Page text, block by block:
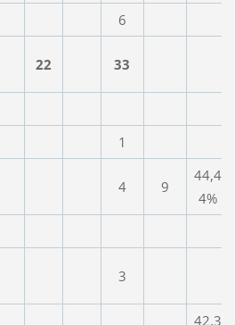
6
22 33
1
4 9
44,4
4%
3
42,3